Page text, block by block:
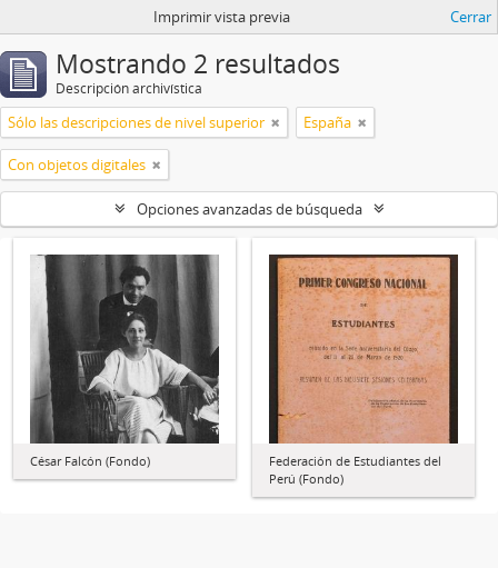
Imprimir vista previa Cerrar
Mostrando 2 resultados
Descripción archivística
Sólo las descripciones de nivel superior España
Con objetos digitales
Opciones avanzadas de búsqueda
César Falcón (Fondo)
Federación de Estudiantes del
Perú (Fondo)